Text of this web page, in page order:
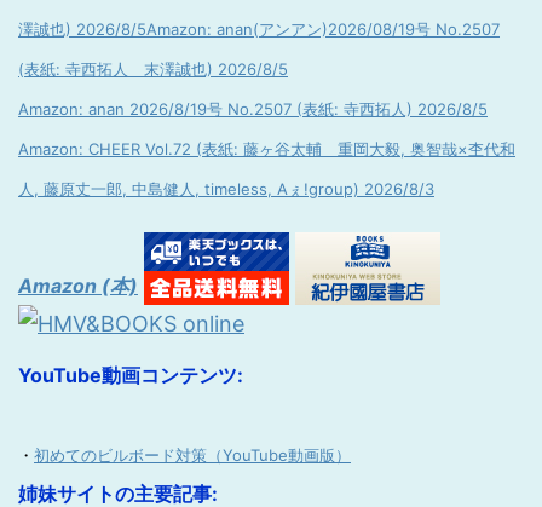
澤誠也) 2026/8/5Amazon: anan(アンアン)2026/08/19号 No.2507
(表紙: 寺西拓人 末澤誠也) 2026/8/5
Amazon: anan 2026/8/19号 No.2507 (表紙: 寺西拓人) 2026/8/5
Amazon: CHEER Vol.72 (表紙: 藤ヶ谷太輔 重岡大毅, 奥智哉×杢代和
人, 藤原丈一郎, 中島健人, timeless, Aぇ!group) 2026/8/3
Amazon (本)
YouTube動画コンテンツ:
・ 初めてのビルボード対策（YouTube動画版）
姉妹サイトの主要記事: